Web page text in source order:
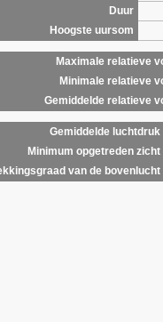
Duur
Hoogste uursom
Maximale relatieve
Minimale relatieve
Gemiddelde relatieve
Gemiddelde luchtdruk
Minimum opgetreden zicht
van de bovenlucht